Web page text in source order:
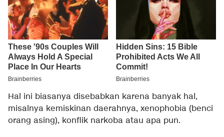
Hal ini biasanya disebabkan karena banyak hal,
misalnya kemiskinan daerahnya, xenophobia (benci
orang asing), konflik narkoba atau apa pun.